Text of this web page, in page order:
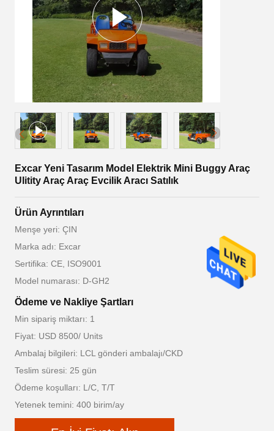
Excar Yeni Tasarım Model Elektrik Mini Buggy Araç
Ulitity Araç Araç Evcilik Aracı Satılık
Ürün Ayrıntıları
Menşe yeri: ÇIN
Marka adı: Excar
Sertifika: CE, ISO9001
Model numarası: D-GH2
Ödeme ve Nakliye Şartları
Min sipariş miktarı: 1
Fiyat: USD 8500/ Units
Ambalaj bilgileri: LCL gönderi ambalajı/CKD
Teslim süresi: 25 gün
Ödeme koşulları: L/C, T/T
Yetenek temini: 400 birim/ay